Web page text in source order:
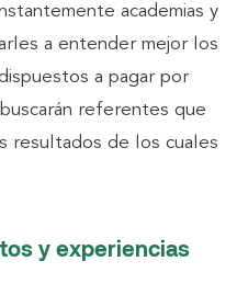
academias y
a entender mejor los
a pagar por
referentes que
resultados de los cuales
y experiencias